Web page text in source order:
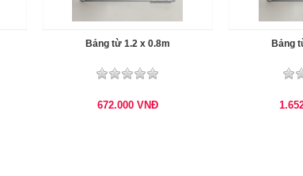
Bảng từ 1.2 x 0.8m
672.000 VNĐ
Bảng